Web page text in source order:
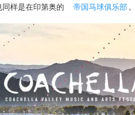
样是在印第奥的
帝国马球俱乐部。